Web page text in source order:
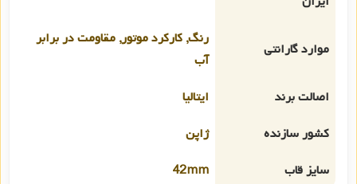
موارد گارانتی
رنگ, کارکرد موتور, مقاومت در برابر
آب
اصالت برند
ایتالیا
کشور سازنده
ژاپن
سایز قاب
42mm